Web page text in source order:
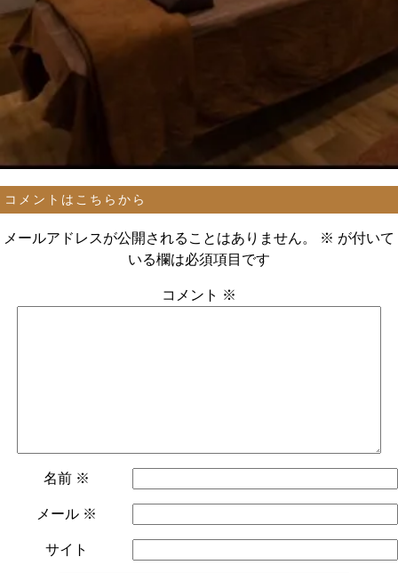
コメントはこちらから
メールアドレスが公開されることはありません。 ※ が付いて
いる欄は必須項目です
コメント ※
名前 ※
メール ※
サイト